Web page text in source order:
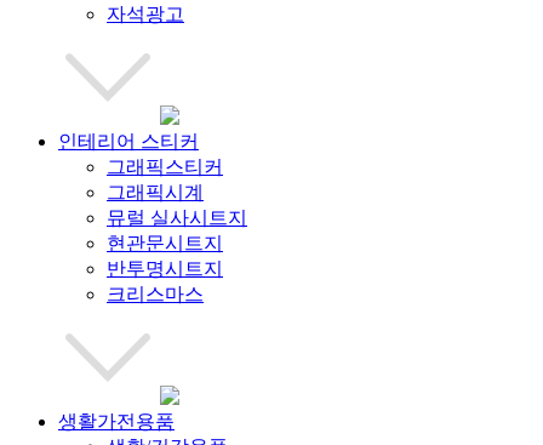
자석광고
인테리어 스티커
그래픽스티커
그래픽시계
뮤럴 실사시트지
현관문시트지
반투명시트지
크리스마스
생활가전용품